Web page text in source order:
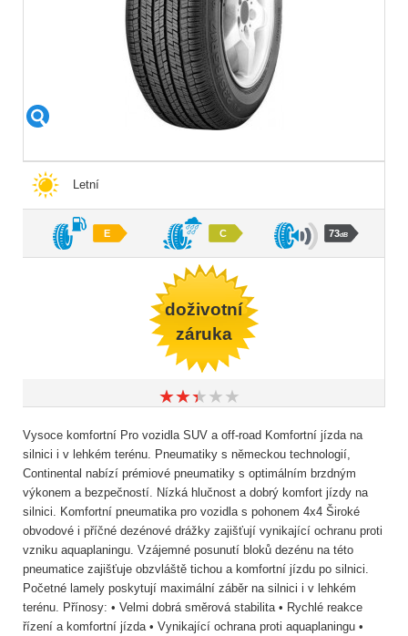
Letní
E C 73dB
doživotní
záruka
★★★★★
★★★★★
Vysoce komfortní Pro vozidla SUV a off-road Komfortní jízda na
silnici i v lehkém terénu. Pneumatiky s německou technologií,
Continental nabízí prémiové pneumatiky s optimálním brzdným
výkonem a bezpečností. Nízká hlučnost a dobrý komfort jízdy na
silnici. Komfortní pneumatika pro vozidla s pohonem 4x4 Široké
obvodové i příčné dezénové drážky zajišťují vynikající ochranu proti
vzniku aquaplaningu. Vzájemné posunutí bloků dezénu na této
pneumatice zajišťuje obzvláště tichou a komfortní jízdu po silnici.
Početné lamely poskytují maximální záběr na silnici i v lehkém
terénu. Přínosy: • Velmi dobrá směrová stabilita • Rychlé reakce
řízení a komfortní jízda • Vynikající ochrana proti aquaplaningu •